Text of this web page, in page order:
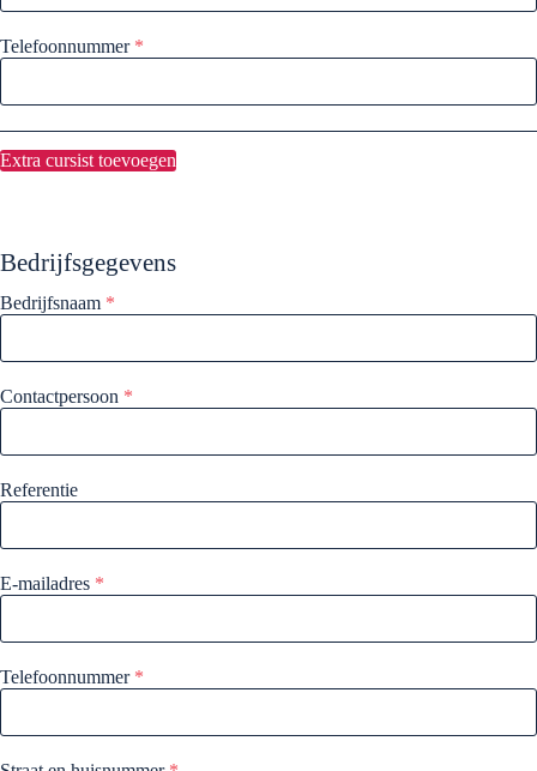
Telefoonnummer *
Extra cursist toevoegen
Bedrijfsgegevens
Bedrijfsnaam *
Contactpersoon *
Referentie
E-mailadres *
Telefoonnummer *